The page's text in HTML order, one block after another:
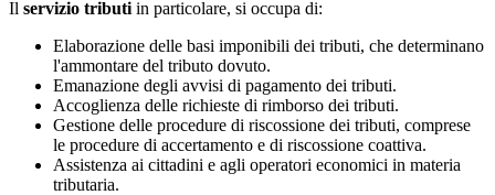
Il servizio tributi in particolare, si occupa di:
Elaborazione delle basi imponibili dei tributi, che determinano
l'ammontare del tributo dovuto.
Emanazione degli avvisi di pagamento dei tributi.
Accoglienza delle richieste di rimborso dei tributi.
Gestione delle procedure di riscossione dei tributi, comprese
le procedure di accertamento e di riscossione coattiva.
Assistenza ai cittadini e agli operatori economici in materia
tributaria.